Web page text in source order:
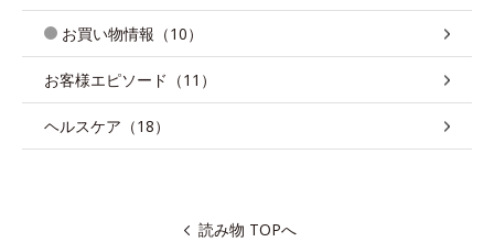
お買い物情報（10）
お客様エピソード（11）
ヘルスケア（18）
読み物 TOPへ